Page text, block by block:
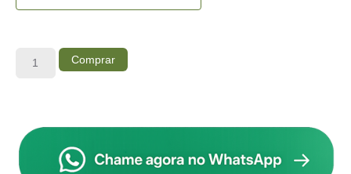
Comprar